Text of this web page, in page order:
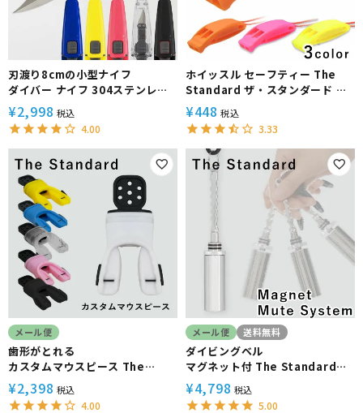
刃渡り8cmの小型ナイフ
ダイバー ナイフ 304ステンレス
製 The Standard ザ・スタンダ
ード
¥2,998 税込
4.00
ホイッスル セーフティー The
Standard ザ・スタンダード シ
ュノーケリング 海水浴 シュノー
ケリング 安全対策 セーフティー
ホイッスル スノーケリング
¥448 税込
3.33
メール便
歯形がとれる
カスタムマウスピース The
Standard ザ・スタンダード シ
リコン アゴ楽 形状記憶 歯形
¥2,398 税込
4.00
メール便 送料無料
ダイビングベル
マグネット付 The Standard
ザ・スタンダード ダイビング ア
クセサリー パーツ ベル
¥4,798 税込
5.00